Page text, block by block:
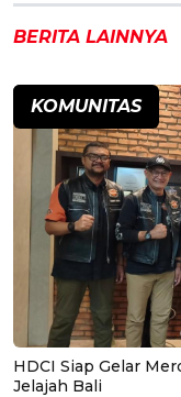
BERITA LAINNYA
KOMUNITAS
HDCI Siap Gelar
Jelajah Bali